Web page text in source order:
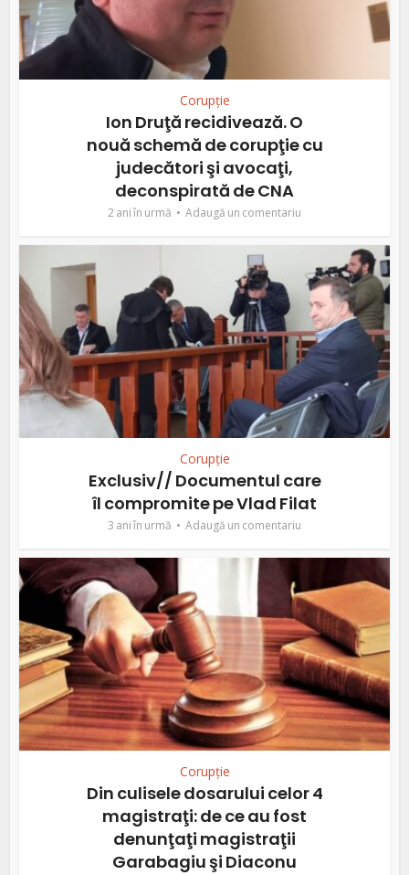
Corupție
Ion Druţă recidivează. O
nouă schemă de corupţie cu
judecători şi avocaţi,
deconspirată de CNA
2 ani în urmă Adaugă un comentariu
Corupție
Exclusiv// Documentul care
îl compromite pe Vlad Filat
3 ani în urmă Adaugă un comentariu
Corupție
Din culisele dosarului celor 4
magistraţi: de ce au fost
denunţaţi magistraţii
Garabagiu şi Diaconu